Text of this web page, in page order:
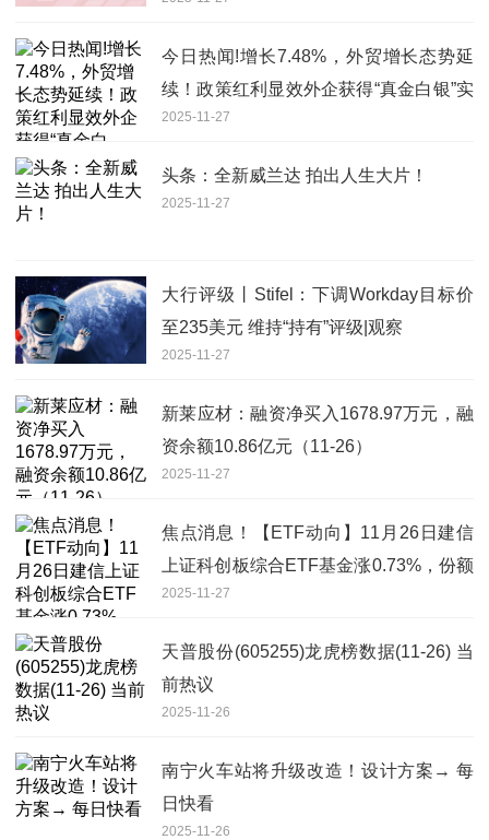
今日热闻!增长7.48%，外贸增长态势延
续！政策红利显效外企获得“真金白银”实
惠
2025-11-27
头条：全新威兰达 拍出人生大片！
2025-11-27
大行评级丨Stifel：下调Workday目标价
至235美元 维持“持有”评级|观察
2025-11-27
新莱应材：融资净买入1678.97万元，融
资余额10.86亿元（11-26）
2025-11-27
焦点消息！【ETF动向】11月26日建信
上证科创板综合ETF基金涨0.73%，份额
减少500万份
2025-11-27
天普股份(605255)龙虎榜数据(11-26) 当
前热议
2025-11-26
南宁火车站将升级改造！设计方案→ 每
日快看
2025-11-26